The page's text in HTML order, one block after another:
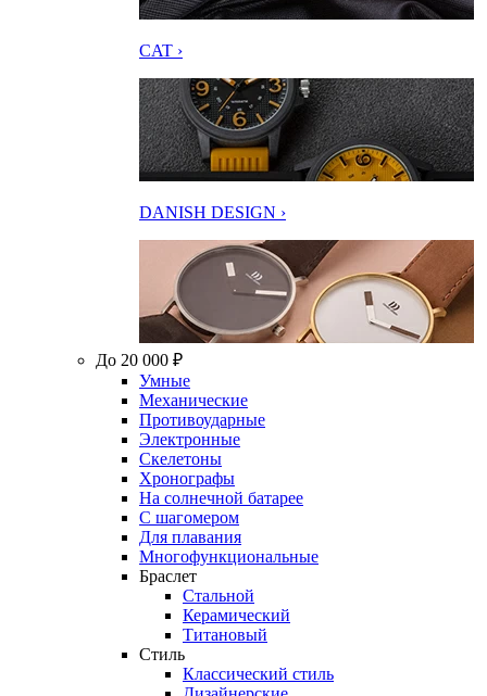
CAT ›
DANISH DESIGN ›
До 20 000 ₽
Умные
Механические
Противоударные
Электронные
Скелетоны
Хронографы
На солнечной батарее
С шагомером
Для плавания
Многофункциональные
Браслет
Стальной
Керамический
Титановый
Стиль
Классический стиль